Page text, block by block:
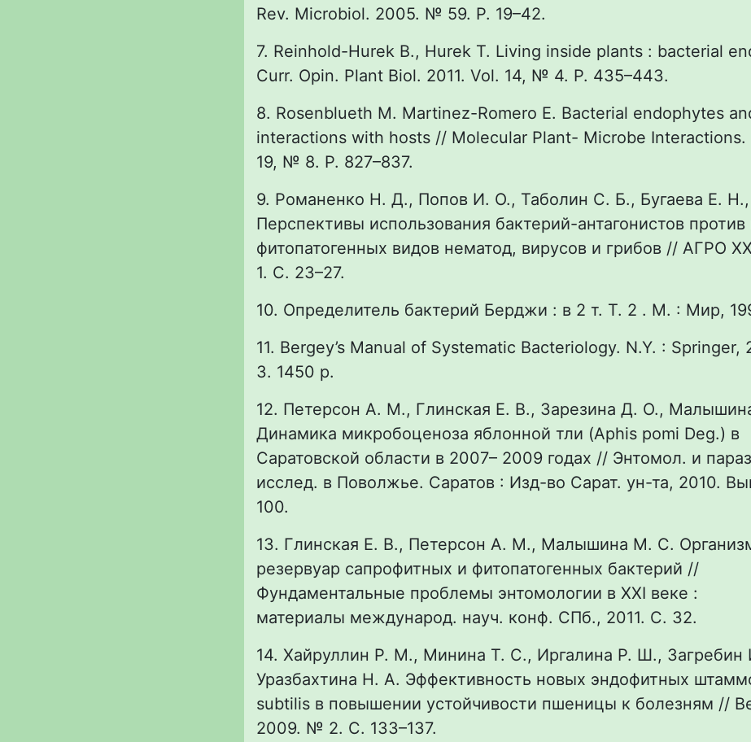
Rev. Microbiol. 2005. № 59. P. 19–42.
7. Reinhold-Hurek B., Hurek T. Living inside plants : bacterial
Curr. Opin. Plant Biol. 2011. Vol. 14, № 4. P. 435–443.
8. Rosenblueth M. Martinez-Romero E. Bacterial еndophytes
interactions with hosts // Molecular Plant- Microbe Interactions.
19, № 8. P. 827–837.
9. Романенко Н. Д., Попов И. О., Таболин С. Б., Бугаева Е.
Перспективы использования бактерий-антагонистов
фитопатогенных видов нематод, вирусов и грибов // АГРО
1. С. 23–27.
10. Определитель бактерий Берджи : в 2 т. Т. 2 . М. : Мир,
11. Bergey’s Manual of Systematic Bacteriology. N.Y. : Springer,
3. 1450 p.
12. Петерсон А. М., Глинская Е. В., Зарезина Д. О.,
Динамика микробоценоза яблонной тли (Aphis pomi Deg.) в
Саратовской области в 2007– 2009 годах // Энтомол. и
исслед. в Поволжье. Саратов : Изд-во Сарат. ун-та, 2010.
100.
13. Глинская Е. В., Петерсон А. М., Малышина М. С.
резервуар сапрофитных и фитопатогенных бактерий //
Фундаментальные проблемы энтомологии в XXI веке :
материалы международ. науч. конф. СПб., 2011. С. 32.
14. Хайруллин Р. М., Минина Т. С., Иргалина Р. Ш., Загребин
Уразбахтина Н. А. Эффективность новых эндофитных
subtilis в повышении устойчивости пшеницы к болезням //
2009. № 2. С. 133–137.